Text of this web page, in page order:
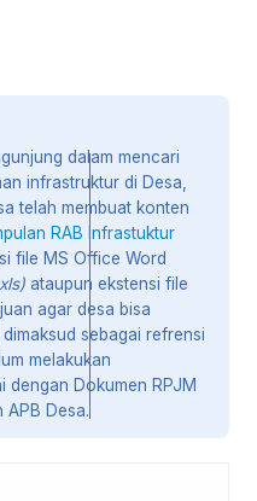
dalam mencari
infrastruktur di Desa,
telah membuat konten
RAB Infrastuktur
file MS Office Word
ataupun ekstensi file
agar desa bisa
sebagai refrensi
melakukan
dengan Dokumen RPJM
APB Desa.